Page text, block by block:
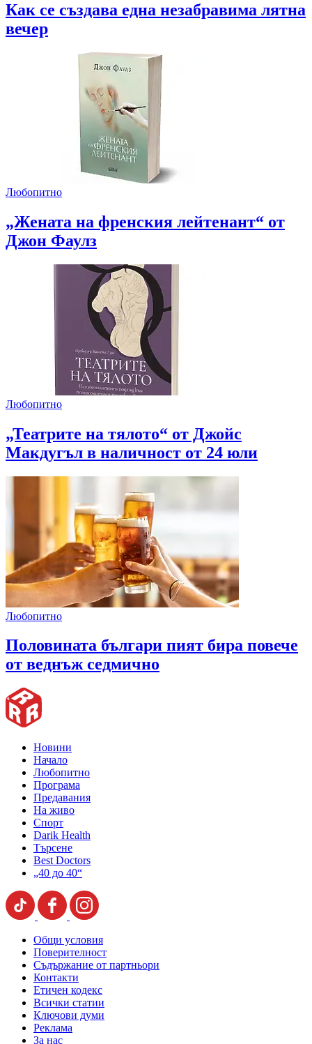
Как се създава една незабравима лятна
вечер
Любопитно
„Жената на френския лейтенант“ от
Джон Фаулз
Любопитно
„Театрите на тялото“ от Джойс
Макдугъл в наличност от 24 юли
Любопитно
Половината българи пият бира повече
от веднъж седмично
Новини
Начало
Любопитно
Програма
Предавания
На живо
Спорт
Darik Health
Търсене
Best Doctors
„40 до 40“
Общи условия
Поверителност
Съдържание от партньори
Контакти
Етичен кодекс
Всички статии
Ключови думи
Реклама
За нас